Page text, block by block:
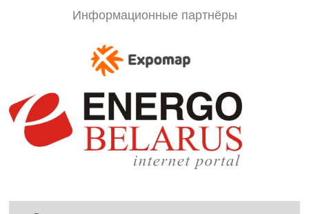
Информационные партнёры